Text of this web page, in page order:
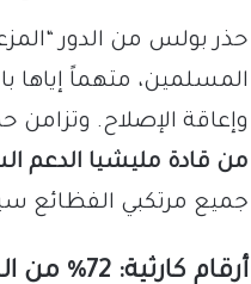
حذر بولس من الدور
المسلمين، متهماً إياها
وإعاقة الإصلاح. وتزامن
من قادة مليشيا الدعم
جميع مرتكبي الفظائع
أرقام كارثية: 72% من السودانيين في خطر